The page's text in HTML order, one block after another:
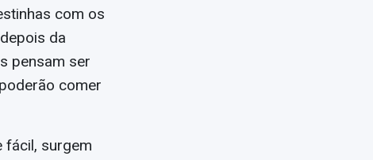
com os
da
pensam ser
comer
fácil, surgem